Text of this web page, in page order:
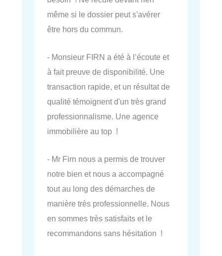
même si le dossier peut s'avérer
être hors du commun.
- Monsieur FIRN a été à l’écoute et
à fait preuve de disponibilité. Une
transaction rapide, et un résultat de
qualité témoignent d'un très grand
professionnalisme. Une agence
immobilière au top !
- Mr Firn nous a permis de trouver
notre bien et nous a accompagné
tout au long des démarches de
manière très professionnelle. Nous
en sommes très satisfaits et le
recommandons sans hésitation !